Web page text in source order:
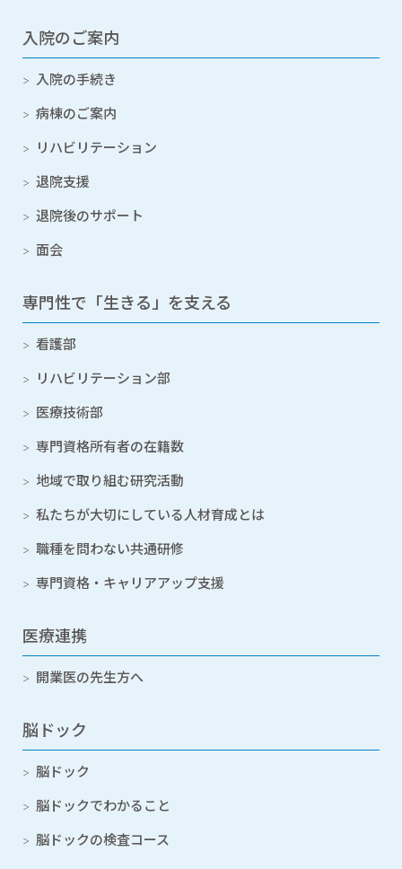
入院のご案内
入院の手続き
病棟のご案内
リハビリテーション
退院支援
退院後のサポート
面会
専門性で「生きる」を支える
看護部
リハビリテーション部
医療技術部
専門資格所有者の在籍数
地域で取り組む研究活動
私たちが大切にしている人材育成とは
職種を問わない共通研修
専門資格・キャリアアップ支援
医療連携
開業医の先生方へ
脳ドック
脳ドック
脳ドックでわかること
脳ドックの検査コース